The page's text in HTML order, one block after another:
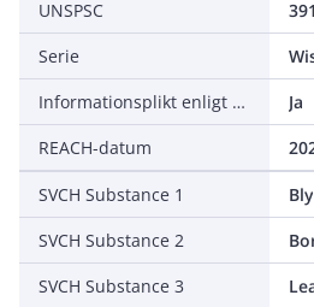
UNSPSC
Serie
Informationsplikt enligt REACH
Ja
REACH-datum
SVCH Substance 1
Bly
SVCH Substance 2
SVCH Substance 3